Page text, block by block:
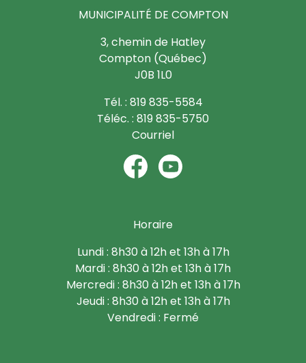
MUNICIPALITÉ DE COMPTON
3, chemin de Hatley
Compton (Québec)
J0B 1L0
Tél. : 819 835-5584
Téléc. : 819 835-5750
Courriel
Horaire
Lundi : 8h30 à 12h et 13h à 17h
Mardi : 8h30 à 12h et 13h à 17h
Mercredi : 8h30 à 12h et 13h à 17h
Jeudi : 8h30 à 12h et 13h à 17h
Vendredi : Fermé